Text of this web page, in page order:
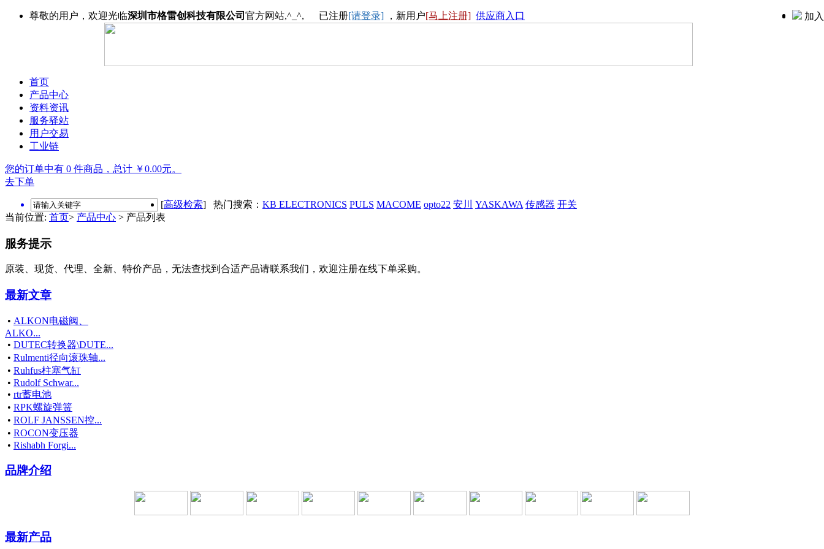
尊敬的用户，欢迎光临深圳市格雷创科技有限公司 官方网站,^_^, 已注册[请登录] ，新用户[马上注册] 供应商入口 加
首页
产品中心
资料资讯
服务驿站
用户交易
工业链
您的订单中有 0 件商品，总计 ￥0.00元。
去下单
[高级检索] 热门搜索： KB ELECTRONICS PULS MACOME opto22 安川 YASKAWA 传感器 开关
当前位置: 首页> 产品中心 > 产品列表
服务提示
原装、现货、代理、全新、特价产品，无法查找到合适产品请联系我们，欢迎注册在线下单采购。
最新文章
• ALKON电磁阀、
ALKO...
• DUTEC转换器\DUTE...
• Rulmenti径向滚珠轴...
• Ruhfus柱塞气缸
• Rudolf Schwar...
• rtr蓄电池
• RPK螺旋弹簧
• ROLF JANSSEN控...
• ROCON变压器
• Rishabh Forgi...
品牌介绍
最新产品